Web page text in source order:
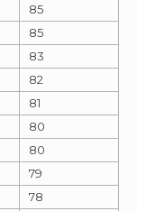
85
85
83
82
81
80
80
79
78